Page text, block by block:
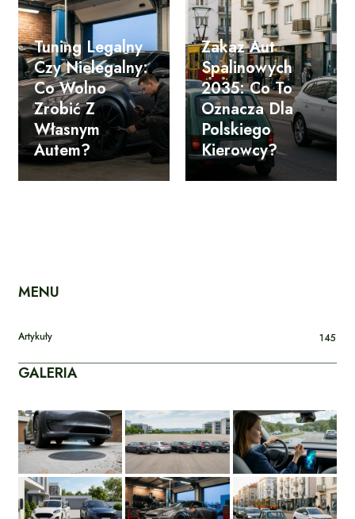
Tuning Legalny
Czy Nielegalny:
Co Wolno
Zrobić Z
Własnym
Autem?
Zakaz Aut
Spalinowych
2035: Co To
Oznacza Dla
Polskiego
Kierowcy?
MENU
Artykuły 145
GALERIA